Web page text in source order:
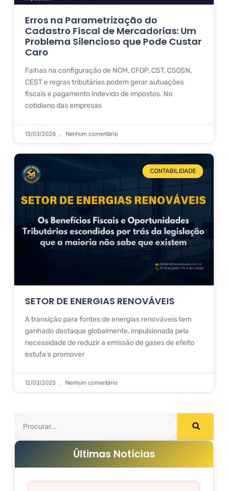
Erros na Parametrização do
Cadastro Fiscal de Mercadorias: Um
Problema Silencioso que Pode Custar
Caro
Falhas na configuração de NCM, CFOP, CST, CSOSN,
CEST e regras tributárias podem gerar autuações
fiscais e pagamento indevido de impostos. No
cotidiano das empresas
13/03/2026 Nenhum comentário
CONTABILIDADE
SETOR DE ENERGIAS RENOVÁVEIS
A transição para fontes de energias renováveis tem
ganhado destaque globalmente, impulsionada pela
necessidade de reduzir a emissão de gases de efeito
estufa e promover
12/03/2025 Nenhum comentário
Últimas Notícias